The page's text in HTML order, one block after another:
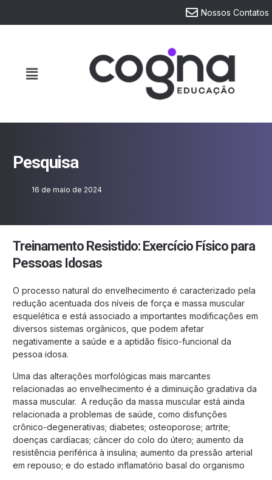
Nossos Contatos
Pesquisa
16 de maio de 2024
Treinamento Resistido: Exercício Físico para
Pessoas Idosas
O processo natural do envelhecimento é caracterizado pela
redução acentuada dos níveis de força e massa muscular
esquelética e está associado a importantes modificações em
diversos sistemas orgânicos, que podem afetar
negativamente a saúde e a aptidão físico-funcional da
pessoa idosa.
Uma das alterações morfológicas mais marcantes
relacionadas ao envelhecimento é a diminuição gradativa da
massa muscular. A redução da massa muscular está ainda
relacionada a problemas de saúde, como disfunções
crônico-degenerativas; diabetes; osteoporose; artrite;
doenças cardíacas; câncer do colo do útero; aumento da
resistência periférica à insulina; aumento da pressão arterial
em repouso; e do estado inflamatório basal do organismo